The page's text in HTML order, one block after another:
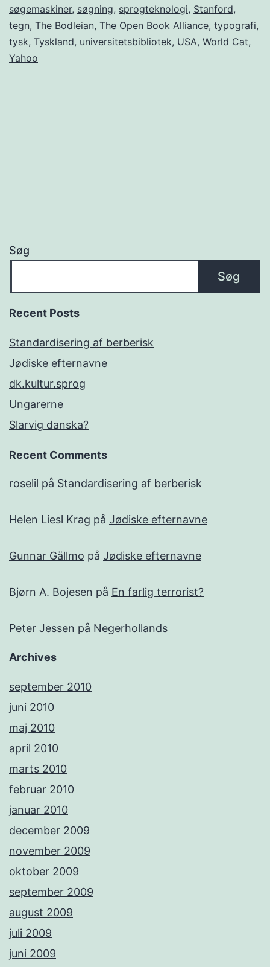
søgemaskiner, søgning, sprogteknologi, Stanford,
tegn, The Bodleian, The Open Book Alliance, typografi,
tysk, Tyskland, universitetsbibliotek, USA, World Cat,
Yahoo
Søg
Søg
Recent Posts
Standardisering af berberisk
Jødiske efternavne
dk.kultur.sprog
Ungarerne
Slarvig danska?
Recent Comments
roselil på Standardisering af berberisk
Helen Liesl Krag på Jødiske efternavne
Gunnar Gällmo på Jødiske efternavne
Bjørn A. Bojesen på En farlig terrorist?
Peter Jessen på Negerhollands
Archives
september 2010
juni 2010
maj 2010
april 2010
marts 2010
februar 2010
januar 2010
december 2009
november 2009
oktober 2009
september 2009
august 2009
juli 2009
juni 2009